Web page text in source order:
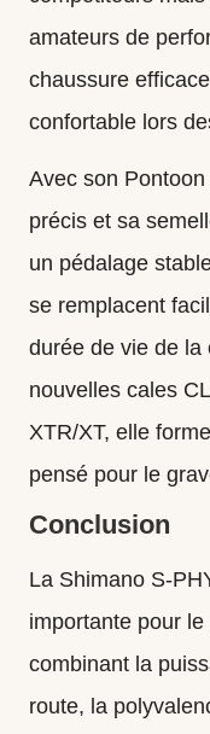
amateurs de
chaussure
confortable lors
Avec son
précis et sa
un pédalage
se remplacent
durée de vie de la
nouvelles cales
XTR/XT, elle
pensé pour le
Conclusion
La Shimano
importante pour
combinant la
route, la